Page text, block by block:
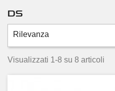
Ds4
4
DS
Rilevanza
Visualizzati 1-8 su 8 articoli